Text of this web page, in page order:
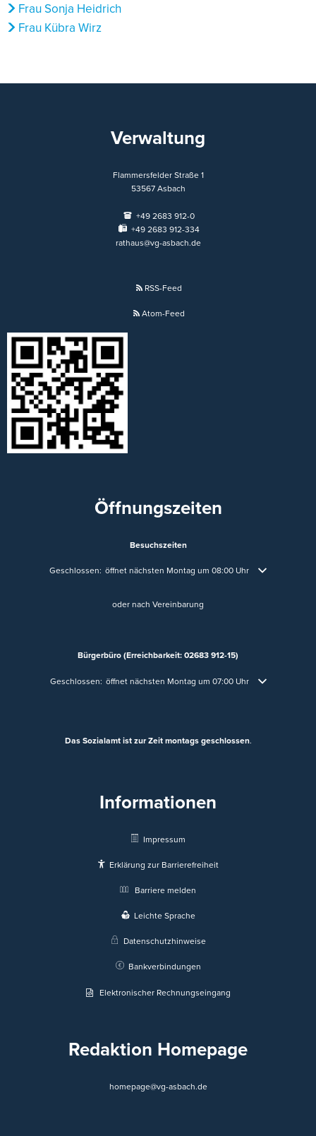
Frau Sonja Heidrich
Frau Kübra Wirz
Verwaltung
Flammersfelder Straße 1
53567 Asbach
+49 2683 912-0
+49 2683 912-334
rathaus@vg-asbach.de
RSS-Feed
Atom-Feed
Öffnungszeiten
Besuchszeiten
Klicken, um weitere Öffnungs- oder Schließzeiten auszublenden
Geschlossen: öffnet nächsten Montag um 08:00 Uhr
oder nach Vereinbarung
Bürgerbüro (Erreichbarkeit: 02683 912-15)
Klicken, um weitere Öffnungs- oder Schließzeiten auszublenden
Geschlossen: öffnet nächsten Montag um 07:00 Uhr
Das Sozialamt ist zur Zeit montags geschlossen.
Informationen
Impressum
Erklärung zur Barrierefreiheit
Barriere melden
Leichte Sprache
Datenschutzhinweise
Bankverbindungen
Elektronischer Rechnungseingang
Redaktion Homepage
homepage@vg-asbach.de